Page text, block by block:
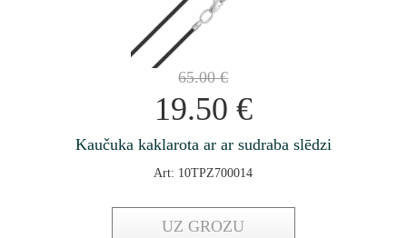
65.00€
19.50 €
Kaučuka kaklarota ar ar sudraba slēdzi
Art: 10TPZ700014
UZ GROZU